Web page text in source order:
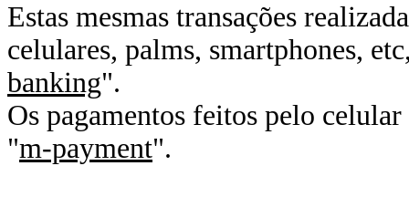
Estas mesmas transações
celulares, palms, smartphones,
banking".
Os pagamentos feitos pelo celular
"m-payment".